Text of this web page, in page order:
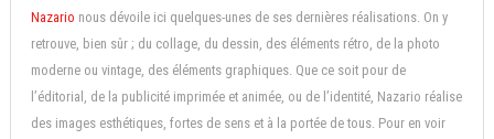
Nazario nous dévoile ici quelques-unes de ses dernières réalisations. On y
retrouve, bien sûr ; du collage, du dessin, des éléments rétro, de la photo
moderne ou vintage, des éléments graphiques. Que ce soit pour de
l’éditorial, de la publicité imprimée et animée, ou de l’identité, Nazario réalise
des images esthétiques, fortes de sens et à la portée de tous. Pour en voir